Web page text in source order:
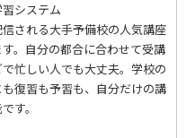
システム
される大手予備校の人気講座
。自分の都合に合わせて受講
忙しい人でも大丈夫。学校の
復習も予習も、自分だけの講
す。